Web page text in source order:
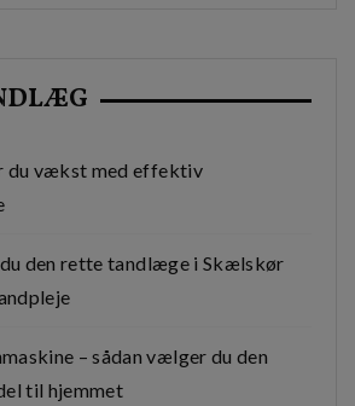
du vækst med effektiv
den rette tandlæge i Skælskør
– sådan vælger du den
til hjemmet